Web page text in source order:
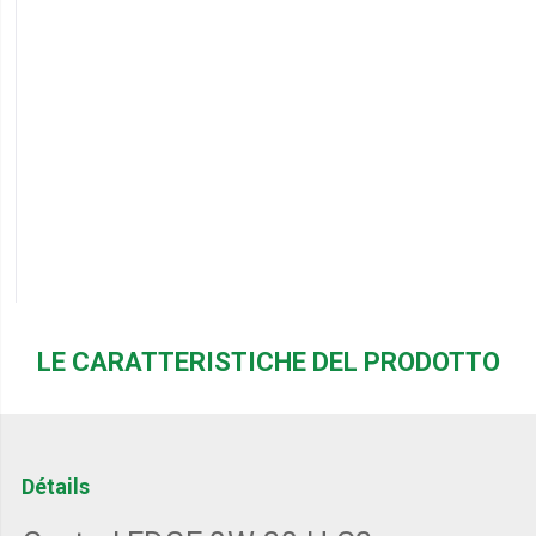
LE CARATTERISTICHE DEL PRODOTTO
Détails